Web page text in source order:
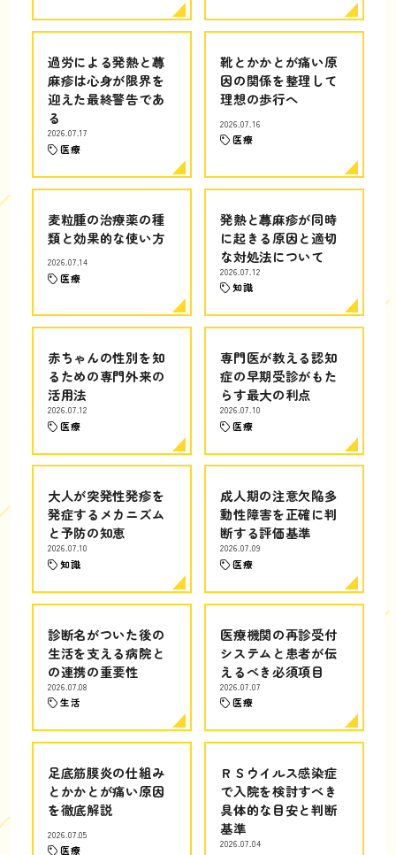
過労による発熱と蕁
麻疹は心身が限界を
迎えた最終警告であ
る
2026.07.17
医療
靴とかかとが痛い原
因の関係を整理して
理想の歩行へ
2026.07.16
医療
麦粒腫の治療薬の種
類と効果的な使い方
2026.07.14
医療
発熱と蕁麻疹が同時
に起きる原因と適切
な対処法について
2026.07.12
知識
赤ちゃんの性別を知
るための専門外来の
活用法
2026.07.12
医療
専門医が教える認知
症の早期受診がもた
らす最大の利点
2026.07.10
医療
大人が突発性発疹を
発症するメカニズム
と予防の知恵
2026.07.10
知識
成人期の注意欠陥多
動性障害を正確に判
断する評価基準
2026.07.09
医療
診断名がついた後の
生活を支える病院と
の連携の重要性
2026.07.08
生活
医療機関の再診受付
システムと患者が伝
えるべき必須項目
2026.07.07
医療
足底筋膜炎の仕組み
とかかとが痛い原因
を徹底解説
2026.07.05
医療
ＲＳウイルス感染症
で入院を検討すべき
具体的な目安と判断
基準
2026.07.04